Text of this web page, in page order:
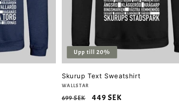
Upp till 20%
Skurup Text Sweatshirt
Säljare:
WALLSTAR
Ordinarie
699 SEK Försäljningspris
449 SEK